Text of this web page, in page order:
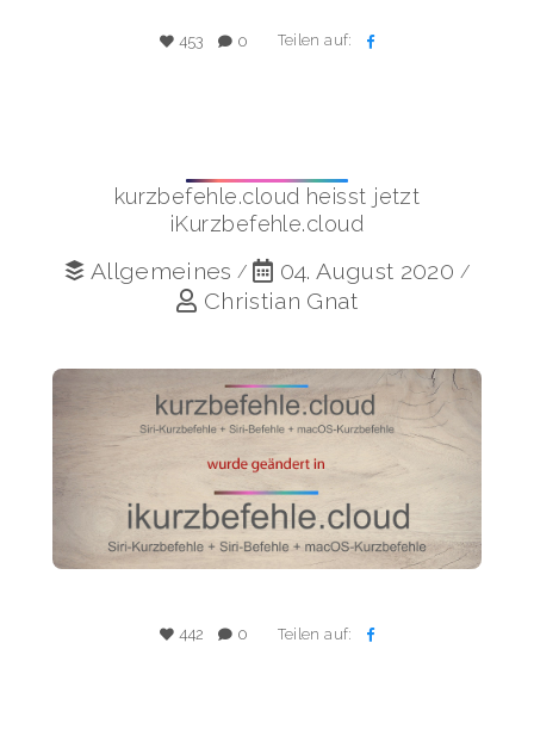
453 0 Teilen auf:
kurzbefehle.cloud heisst jetzt
iKurzbefehle.cloud
Allgemeines / 04. August 2020 /
Christian Gnat
442 0 Teilen auf: